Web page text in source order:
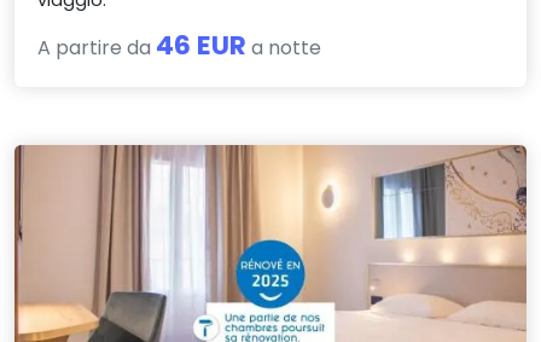
A partire da 46 EUR a notte